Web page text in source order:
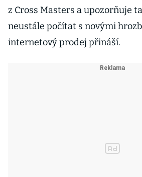
z Cross Masters a upozorňuje
neustále počítat s novými
internetový prodej přináší.